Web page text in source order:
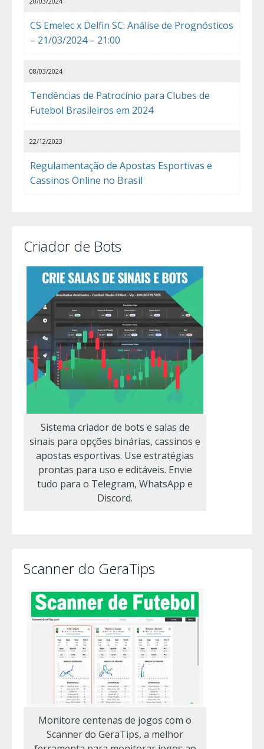
CS Emelec x Delfin SC: Análise de Prognósticos
– 21/03/2024 – 21:00
Tendências de Patrocínio para Clubes de
Futebol Brasileiros em 2024
08/03/2024
Regulamentação de Apostas Esportivas e
Cassinos Online no Brasil
22/12/2023
Criador de Bots
Sistema criador de bots e salas de
sinais para opções binárias, cassinos e
apostas esportivas. Use estratégias
prontas para uso e editáveis. Envie
tudo para o Telegram, WhatsApp e
Discord.
Scanner do GeraTips
Monitore centenas de jogos com o
Scanner do GeraTips, a melhor